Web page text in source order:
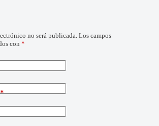
no será publicada. Los campos
con *